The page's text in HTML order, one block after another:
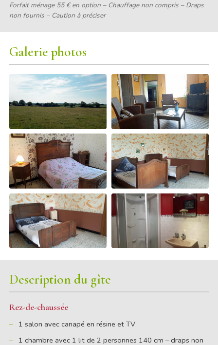
Forfait ménage 55 € en option – Chauffage non compris – Draps
non fournis – Caution à préciser
Galerie photos
Description du gîte
Rez-de-chaussée
1 salon avec canapé en résine et TV
1 chambre avec 1 lit de 2 personnes 140 cm – draps non